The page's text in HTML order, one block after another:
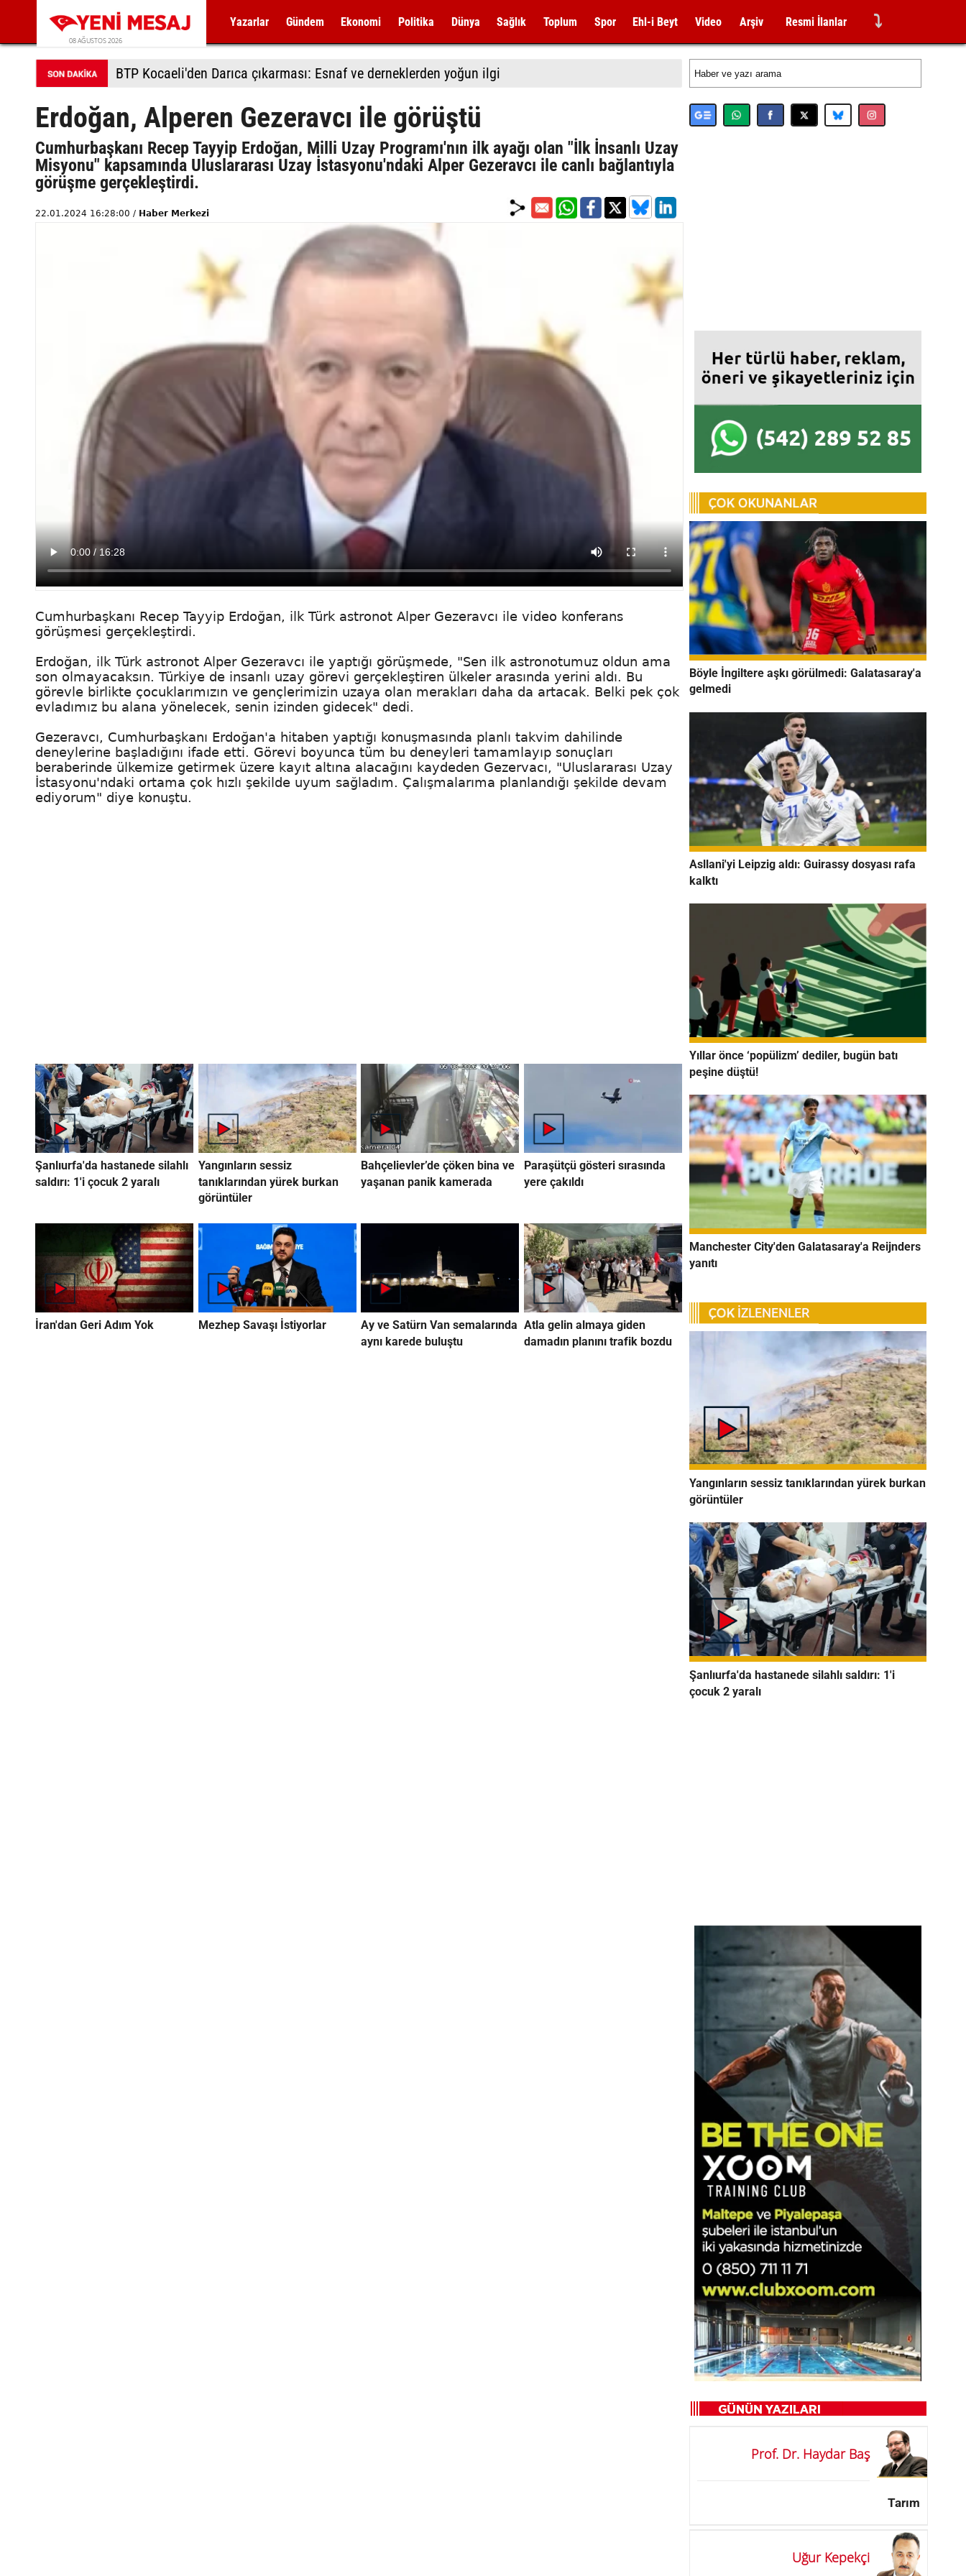
08 AĞUSTOS 2026
Yazarlar Gündem Ekonomi Politika Dünya Sağlık Toplum Spor Ehl-i Beyt Video Arşiv Resmi İlanlar ⤵
BTP Kocaeli'den Darıca çıkarması: Esnaf ve derneklerden yoğun ilgi
Erdoğan, Alperen Gezeravcı ile görüştü
Cumhurbaşkanı Recep Tayyip Erdoğan, Milli Uzay Programı'nın ilk ayağı olan "İlk İnsanlı Uzay
Misyonu" kapsamında Uluslararası Uzay İstasyonu'ndaki Alper Gezeravcı ile canlı bağlantıyla
görüşme gerçekleştirdi.
22.01.2024 16:28:00 / Haber Merkezi
Cumhurbaşkanı Recep Tayyip Erdoğan, ilk Türk astronot Alper Gezeravcı ile video konferans
görüşmesi gerçekleştirdi.
Erdoğan, ilk Türk astronot Alper Gezeravcı ile yaptığı görüşmede, "Sen ilk astronotumuz oldun ama
son olmayacaksın. Türkiye de insanlı uzay görevi gerçekleştiren ülkeler arasında yerini aldı. Bu
görevle birlikte çocuklarımızın ve gençlerimizin uzaya olan merakları daha da artacak. Belki pek çok
evladımız bu alana yönelecek, senin izinden gidecek" dedi.
Gezeravcı, Cumhurbaşkanı Erdoğan'a hitaben yaptığı konuşmasında planlı takvim dahilinde
deneylerine başladığını ifade etti. Görevi boyunca tüm bu deneyleri tamamlayıp sonuçları
beraberinde ülkemize getirmek üzere kayıt altına alacağını kaydeden Gezervacı, "Uluslararası Uzay
İstasyonu'ndaki ortama çok hızlı şekilde uyum sağladım. Çalışmalarıma planlandığı şekilde devam
ediyorum" diye konuştu.
Şanlıurfa'da hastanede silahlı
saldırı: 1'i çocuk 2 yaralı
Yangınların sessiz
tanıklarından yürek burkan
görüntüler
Bahçelievler’de çöken bina ve
yaşanan panik kamerada
Paraşütçü gösteri sırasında
yere çakıldı
İran'dan Geri Adım Yok Mezhep Savaşı İstiyorlar
Ay ve Satürn Van semalarında
aynı karede buluştu
Atla gelin almaya giden
damadın planını trafik bozdu
Böyle İngiltere aşkı görülmedi: Galatasaray'a
gelmedi
Asllani'yi Leipzig aldı: Guirassy dosyası rafa
kalktı
Yıllar önce ‘popülizm’ dediler, bugün batı
peşine düştü!
Manchester City'den Galatasaray'a Reijnders
yanıtı
Yangınların sessiz tanıklarından yürek burkan
görüntüler
Şanlıurfa'da hastanede silahlı saldırı: 1'i
çocuk 2 yaralı
Prof. Dr. Haydar Baş
Tarım
Uğur Kepekçi